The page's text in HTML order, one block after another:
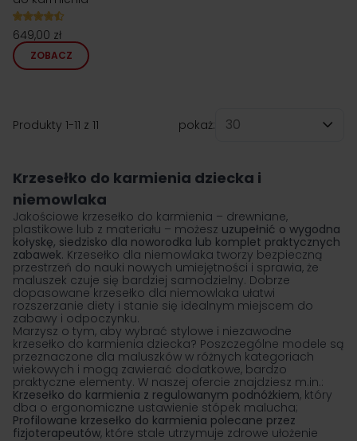
649,00 zł
ZOBACZ
Produkty 1-11 z 11
pokaż:
Krzesełko do karmienia dziecka i
niemowlaka
Jakościowe krzesełko do karmienia – drewniane,
plastikowe lub z materiału – możesz uzupełnić o wygodna
kołyskę, siedzisko dla noworodka lub komplet praktycznych
zabawek. Krzesełko dla niemowlaka tworzy bezpieczną
przestrzeń do nauki nowych umiejętności i sprawia, że
maluszek czuje się bardziej samodzielny. Dobrze
dopasowane krzesełko dla niemowlaka ułatwi
rozszerzanie diety i stanie się idealnym miejscem do
zabawy i odpoczynku.
Marzysz o tym, aby wybrać stylowe i niezawodne
krzesełko do karmienia dziecka? Poszczególne modele są
przeznaczone dla maluszków w różnych kategoriach
wiekowych i mogą zawierać dodatkowe, bardzo
praktyczne elementy. W naszej ofercie znajdziesz m.in.:
Krzesełko do karmienia z regulowanym podnóżkiem, który
dba o ergonomiczne ustawienie stópek malucha;
Profilowane krzesełko do karmienia polecane przez
fizjoterapeutów, które stale utrzymuje zdrowe ułożenie